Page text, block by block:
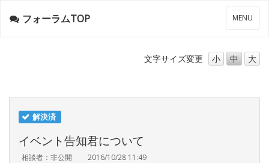
メ
ニ
ー
MENU
フォーラムTOP
文字サイズ変更 小 中 大
解決済
イベント告知君について
相談者：非公開 2016/10/28 11:49